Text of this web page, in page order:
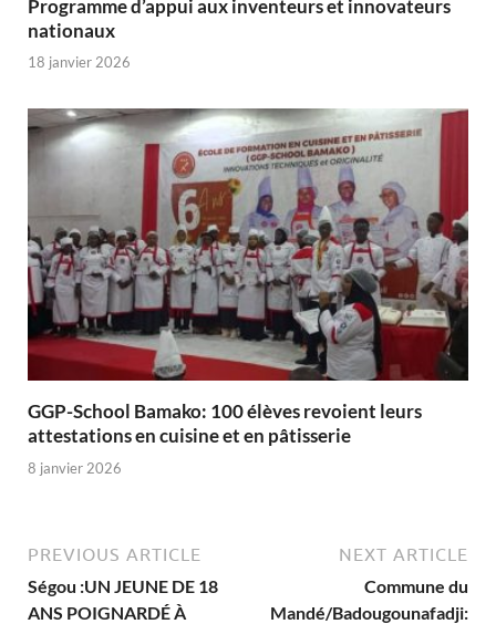
Programme d’appui aux inventeurs et innovateurs
nationaux
18 janvier 2026
GGP-School Bamako: 100 élèves revoient leurs
attestations en cuisine et en pâtisserie
8 janvier 2026
PREVIOUS ARTICLE
Ségou :UN JEUNE DE 18
ANS POIGNARDÉ À
NEXT ARTICLE
Commune du
Mandé/Badougounafadji: